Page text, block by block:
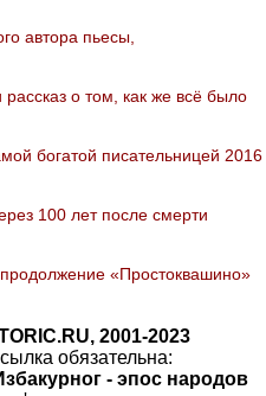
автора пьесы,
о том, как же всё было
богатой писательницей 2016
100 лет после смерти
«Простоквашино»
2001-2023
обязательна:
- эпос народов